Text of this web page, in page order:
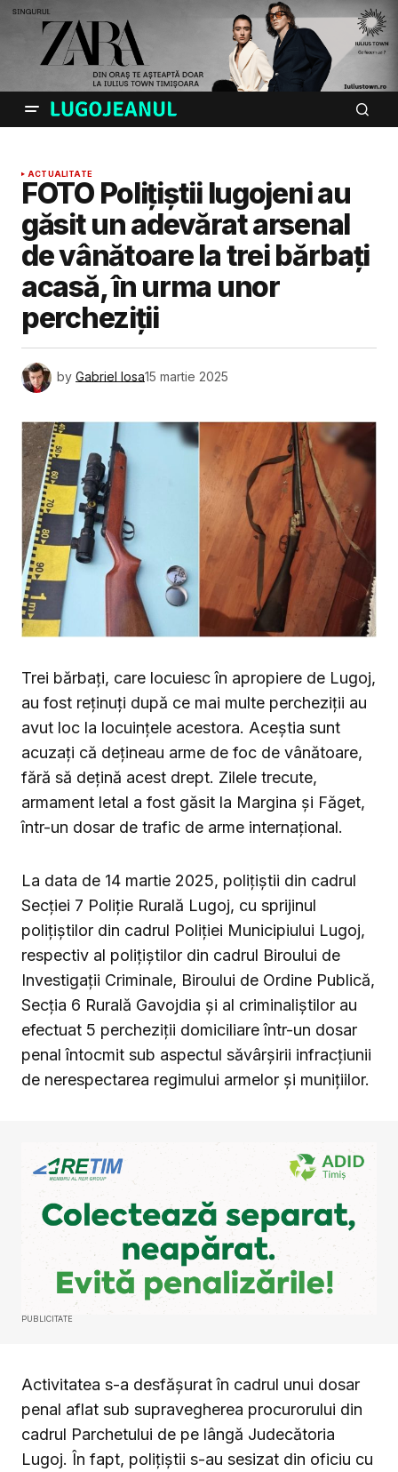
ACTUALITATE
FOTO Polițiștii lugojeni au
găsit un adevărat arsenal
de vânătoare la trei bărbați
acasă, în urma unor
percheziții
by Gabriel Iosa15 martie 2025
Trei bărbați, care locuiesc în apropiere de Lugoj,
au fost reținuți după ce mai multe percheziții au
avut loc la locuințele acestora. Aceștia sunt
acuzați că dețineau arme de foc de vânătoare,
fără să dețină acest drept. Zilele trecute,
armament letal a fost găsit la Margina și Făget,
într-un dosar de trafic de arme internațional.
La data de 14 martie 2025, polițiștii din cadrul
Secției 7 Poliție Rurală Lugoj, cu sprijinul
polițiștilor din cadrul Poliției Municipiului Lugoj,
respectiv al polițiștilor din cadrul Biroului de
Investigații Criminale, Biroului de Ordine Publică,
Secția 6 Rurală Gavojdia și al criminaliștilor au
efectuat 5 percheziții domiciliare într-un dosar
penal întocmit sub aspectul săvârșirii infracțiunii
de nerespectarea regimului armelor și munițiilor.
PUBLICITATE
Activitatea s-a desfășurat în cadrul unui dosar
penal aflat sub supravegherea procurorului din
cadrul Parchetului de pe lângă Judecătoria
Lugoj. În fapt, polițiștii s-au sesizat din oficiu cu